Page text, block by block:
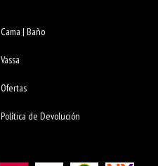
Cama | Baño
Vassa
Ofertas
Política de Devolución